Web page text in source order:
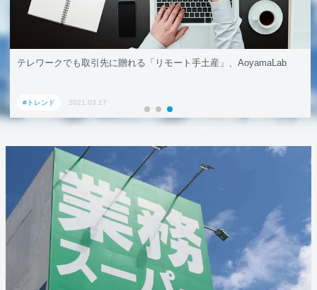
テレワークでも取引先に贈れる「リモート手土産」、AoyamaLab
#トレンド 2021.03.17